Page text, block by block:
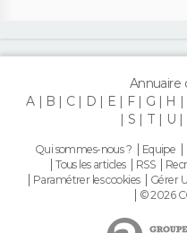
Annuaire
A
B C D E F G H
S
T U
Qui sommes-nous ? Equipe
Tous les articles
RSS
Paramétrer les cookies
Gérer
© 2026